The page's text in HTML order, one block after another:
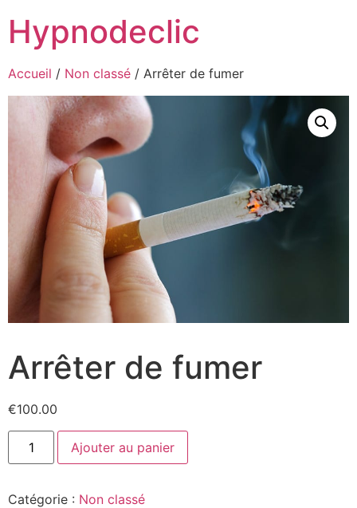
Hypnodeclic
Accueil / Non classé / Arrêter de fumer
Arrêter de fumer
€100.00
Ajouter au panier
Catégorie : Non classé